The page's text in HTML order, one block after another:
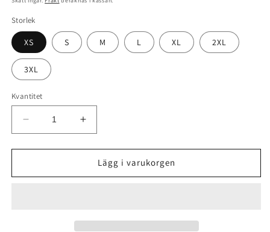
Storlek
XS S M L XL 2XL
3XL
Kvantitet
Minska
kvantitet
för
-
Öka
kvantitet
för
Jacka
-
Lägg i varukorgen